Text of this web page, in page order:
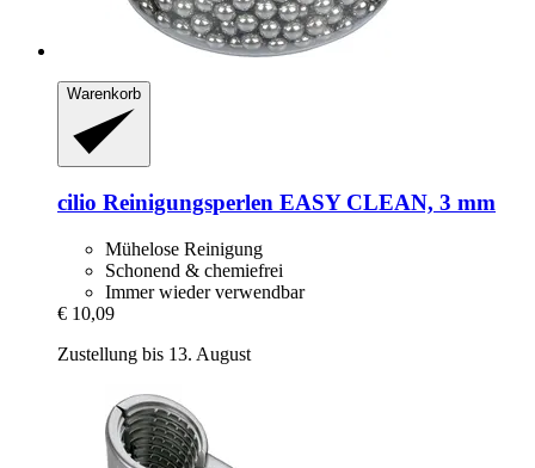
Warenkorb
cilio Reinigungsperlen EASY CLEAN, 3 mm
Mühelose Reinigung
Schonend & chemiefrei
Immer wieder verwendbar
€ 10,09
Zustellung bis 13. August